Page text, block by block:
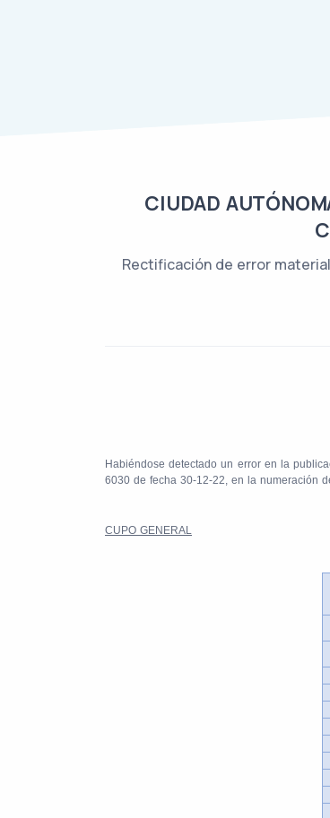
CIUDAD
Rectificación de error
Habiéndose detectado un error en la
6030 de fecha 30-12-22, en la numeración
CUPO GENERAL